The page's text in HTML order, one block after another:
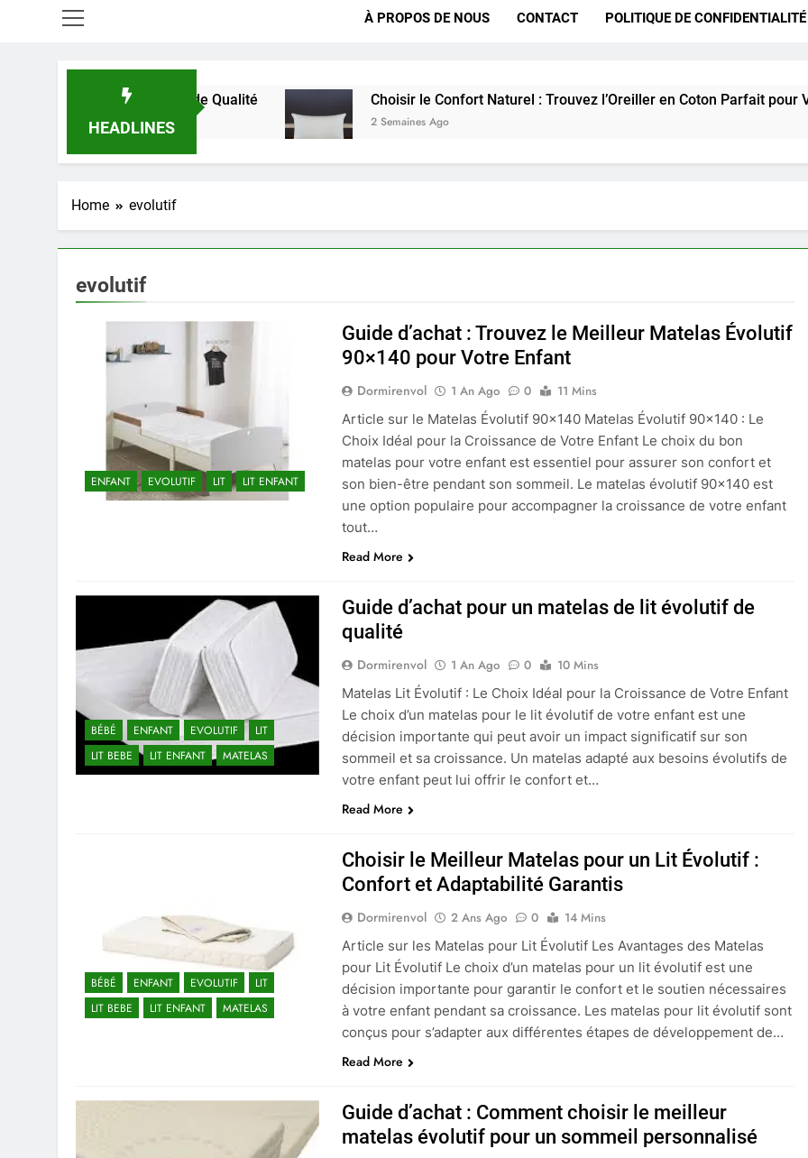
À PROPOS DE NOUS CONTACT POLITIQUE DE CONFIDENTIALITÉ
HEADLINES
un Sommeil de Qualité Choisir le Confort Naturel : Trouvez l’Oreiller en Coton Parfait pour Vous
2 Semaines Ago
Home evolutif
evolutif
ENFANT EVOLUTIF LIT LIT ENFANT
Guide d’achat : Trouvez le Meilleur Matelas Évolutif
90×140 pour Votre Enfant
Dormirenvol 1 An Ago 0
11 Mins
Article sur le Matelas Évolutif 90×140 Matelas Évolutif 90×140 : Le
Choix Idéal pour la Croissance de Votre Enfant Le choix du bon
matelas pour votre enfant est essentiel pour assurer son confort et
son bien-être pendant son sommeil. Le matelas évolutif 90×140 est
une option populaire pour accompagner la croissance de votre enfant
tout…
Read More
BÉBÉ ENFANT EVOLUTIF
LIT
LIT BEBE
LIT ENFANT MATELAS
Guide d’achat pour un matelas de lit évolutif de
qualité
Dormirenvol 1 An Ago 0
10 Mins
Matelas Lit Évolutif : Le Choix Idéal pour la Croissance de Votre Enfant
Le choix d’un matelas pour le lit évolutif de votre enfant est une
décision importante qui peut avoir un impact significatif sur son
sommeil et sa croissance. Un matelas adapté aux besoins évolutifs de
votre enfant peut lui offrir le confort et…
Read More
BÉBÉ ENFANT EVOLUTIF
LIT
LIT BEBE
LIT ENFANT MATELAS
Choisir le Meilleur Matelas pour un Lit Évolutif :
Confort et Adaptabilité Garantis
Dormirenvol 2 Ans Ago 0
14 Mins
Article sur les Matelas pour Lit Évolutif Les Avantages des Matelas
pour Lit Évolutif Le choix d’un matelas pour un lit évolutif est une
décision importante pour garantir le confort et le soutien nécessaires
à votre enfant pendant sa croissance. Les matelas pour lit évolutif sont
conçus pour s’adapter aux différentes étapes de développement de…
Read More
Guide d’achat : Comment choisir le meilleur
matelas évolutif pour un sommeil personnalisé